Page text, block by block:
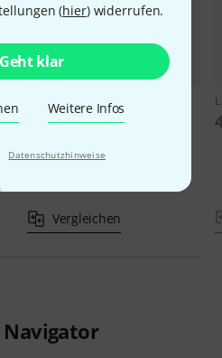
(hier) widerrufen.
Geht klar
Weitere Infos
Datenschutzhinweise
LaLiqueOboe HF30 Aureo
1.229 €
Vergleichen